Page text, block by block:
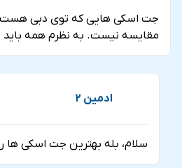
جت اسکی هایی که توی دبی هست
مقایسه نیست. به نظرم همه باید
ادمین 2
سلام، بله بهترین جت اسکی ها